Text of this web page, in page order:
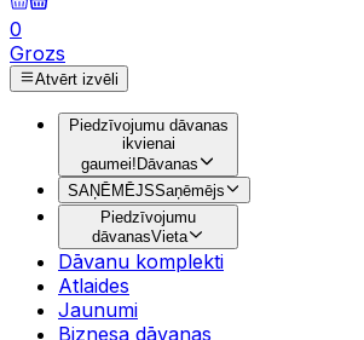
0
Grozs
Atvērt izvēli
Piedzīvojumu dāvanas
ikvienai
gaumei!Dāvanas
SAŅĒMĒJSSaņēmējs
Piedzīvojumu
dāvanasVieta
Dāvanu komplekti
Atlaides
Jaunumi
Biznesa dāvanas